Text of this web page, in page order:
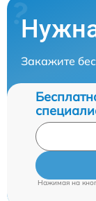
Закажите
Нажимая на